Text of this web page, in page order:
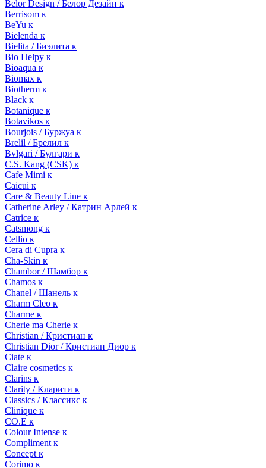
Belor Design / Белор Дезайн к
Berrisom к
BeYu к
Bielenda к
Bielita / Биэлита к
Bio Helpy к
Bioaqua к
Biomax к
Biotherm к
Black к
Botanique к
Botavikos к
Bourjois / Буржуа к
Brelil / Брелил к
Bvlgari / Булгари к
C.S. Kang (CSK) к
Cafe Mimi к
Caicui к
Care & Beauty Line к
Catherine Arley / Катрин Арлей к
Catrice к
Catsmong к
Cellio к
Cera di Cupra к
Cha-Skin к
Chambor / Шамбор к
Chamos к
Chanel / Шанель к
Charm Cleo к
Charme к
Cherie ma Cherie к
Christian / Кристиан к
Christian Dior / Кристиан Диор к
Ciate к
Claire cosmetics к
Clarins к
Clarity / Кларити к
Classics / Классикс к
Clinique к
CO.E к
Colour Intense к
Compliment к
Concept к
Corimo к